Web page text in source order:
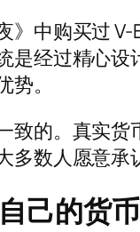
》中购买过
是经过精心
。
致的。真实
数人愿意承
己的货